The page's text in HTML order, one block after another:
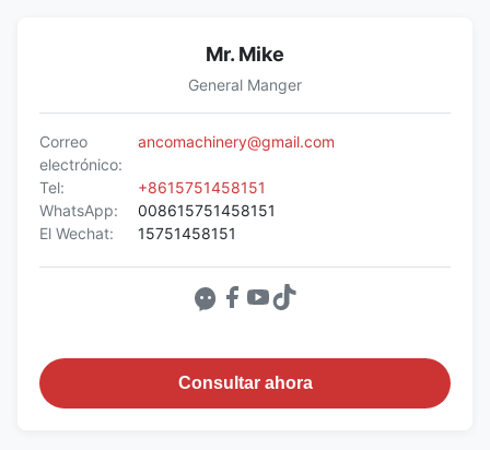
Mr. Mike
General Manger
Correo
electrónico:
ancomachinery@gmail.com
Tel:
+8615751458151
WhatsApp:
008615751458151
El Wechat:
15751458151
Consultar ahora